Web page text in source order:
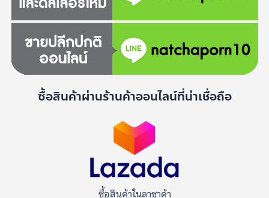
ซื้อสินค้าผ่านร้านค้าออนไลน์ที่น่าเชื่อถือ
ซื้อสินค้าในลาซาด้า